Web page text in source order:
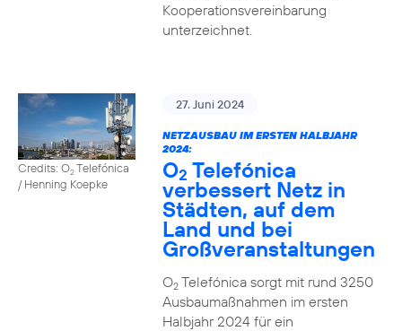
Kooperationsvereinbarung
unterzeichnet.
Credits: O2Telefónica
/ Henning Koepke
27. Juni 2024
NETZAUSBAU IM ERSTEN HALBJAHR
2024:
O2 Telefónica
verbessert Netz in
Städten, auf dem
Land und bei
Großveranstaltungen
O2Telefónica sorgt mit rund 3250
Ausbaumaßnahmen im ersten
Halbjahr 2024 für ein